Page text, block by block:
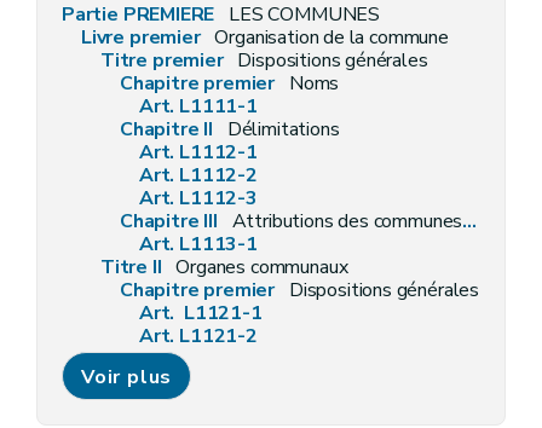
Partie PREMIERE LES COMMUNES
Livre premier Organisation de la commune
Titre premier Dispositions générales
Chapitre premier Noms
Art. L1111-1
Chapitre II
Délimitations
Art. L1112-1
Art. L1112-2
Art. L1112-3
Chapitre III Attributions des communes en général
Art. L1113-1
Titre II Organes communaux
Chapitre premier Dispositions générales
Art. L1121-1
Art. L1121-2
Art. L1121-3
Art. L1121-4
Chapitre II
Voir plus